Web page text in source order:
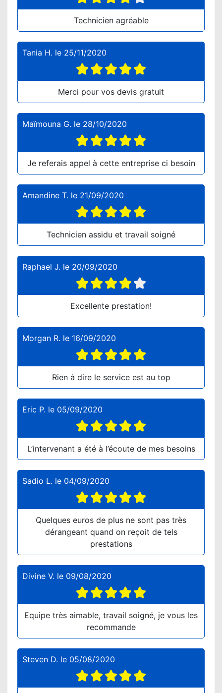
Technicien agréable
Tania H. le 25/11/2020
Merci pour vos devis gratuit
Maïmouna G. le 28/10/2020
Je referais appel à cette entreprise ci besoin
Amandine T. le 21/09/2020
Technicien assidu et travail soigné
Raphael J. le 20/09/2020
Excellente prestation!
Morgan R. le 16/09/2020
Rien à dire le service est au top
Eric P. le 05/09/2020
L’intervenant a été à l’écoute de mes besoins
Sadio L. le 04/09/2020
Quelques euros de plus ne sont pas très
dérangeant quand on reçoit de tels
prestations
Divine V. le 09/08/2020
Equipe très aimable, travail soigné, je vous les
recommande
Steven D. le 05/08/2020